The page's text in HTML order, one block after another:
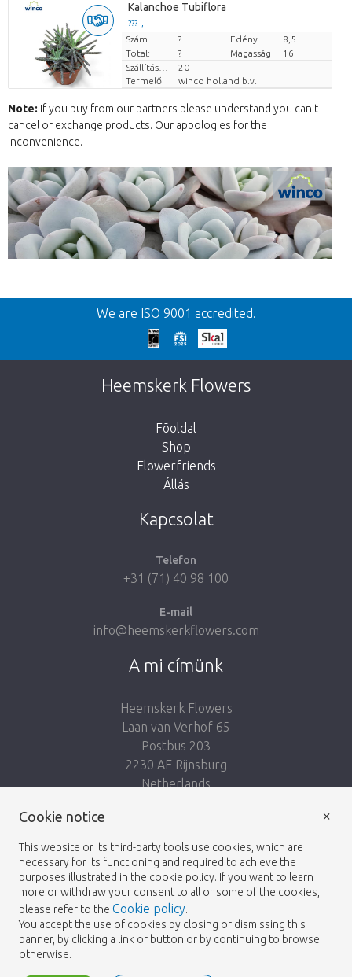
Kalanchoe Tubiflora
??? -,--
Darabb ár
Szám ?
8,5
Total:
? Magasság
16
Szállítási magasság
20
Termelő
winco holland b.v.
Note: If you buy from our partners please understand you can't
cancel or exchange products. Our appologies for the
inconvenience.
Vissza
We're sorry
This page does not exist. Click on the
button below to return to the shop.
We are ISO 9001 accredited.
Heemskerk Flowers
Fõoldal
Shop
Flowerfriends
Állás
Kapcsolat
Telefon
+31 (71) 40 98 100
E-mail
info@heemskerkflowers.com
A mi címünk
Heemskerk Flowers
Laan van Verhof 65
Postbus 203
2230 AE Rijnsburg
Netherlands
© 2026 - Heemskerk Flowers
Cookie notice
This website or its third-party tools use cookies, which are
necessary for its functioning and required to achieve the
purposes illustrated in the cookie policy. If you want to learn
more or withdraw your consent to all or some of the cookies,
please refer to the Cookie policy.
You accept the use of cookies by closing or dismissing this
banner, by clicking a link or button or by continuing to browse
otherwise.
×